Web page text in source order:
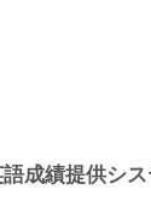
成績提供シス